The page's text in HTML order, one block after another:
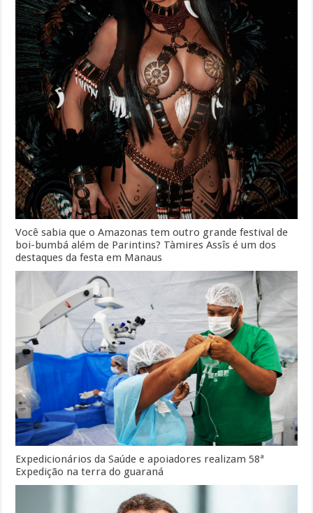
Você sabia que o Amazonas tem outro grande festival de
boi-bumbá além de Parintins? Tàmires Assîs é um dos
destaques da festa em Manaus
Expedicionários da Saúde e apoiadores realizam 58ª
Expedição na terra do guaraná